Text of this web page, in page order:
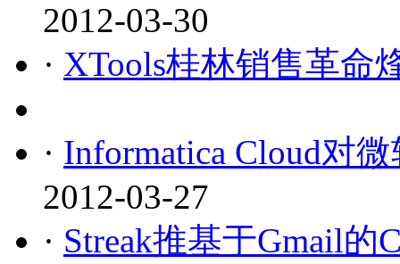
2012-03-30
· XTools桂林销售革命
· Informatica Cloud对
2012-03-27
· Streak推基于Gmail的